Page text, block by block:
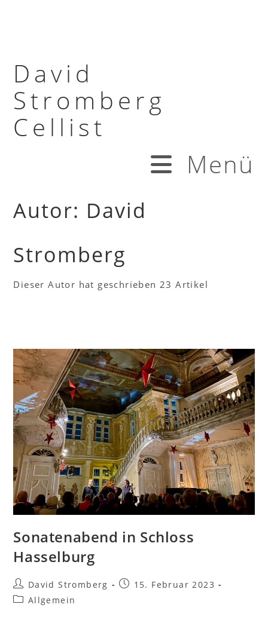
David
Stromberg
Cellist
Menü
Autor: David
Stromberg
Dieser Autor hat geschrieben 23 Artikel
Sonatenabend in Schloss
Hasselburg
David Stromberg
15. Februar 2023
Allgemein